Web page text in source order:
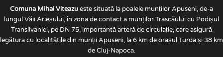
Comuna Mihai Viteazueste situată la poalele munților Apuseni, de-a
lungul Văii Arieșului, în zona de contact a munților Trascăului cu Podișul
Transilvaniei, pe DN 75, importantă arteră de circulație, care asigură
legătura cu localitătile din munții Apuseni, la 6 km de orașul Turda și 38 km
de Cluj-Napoca.